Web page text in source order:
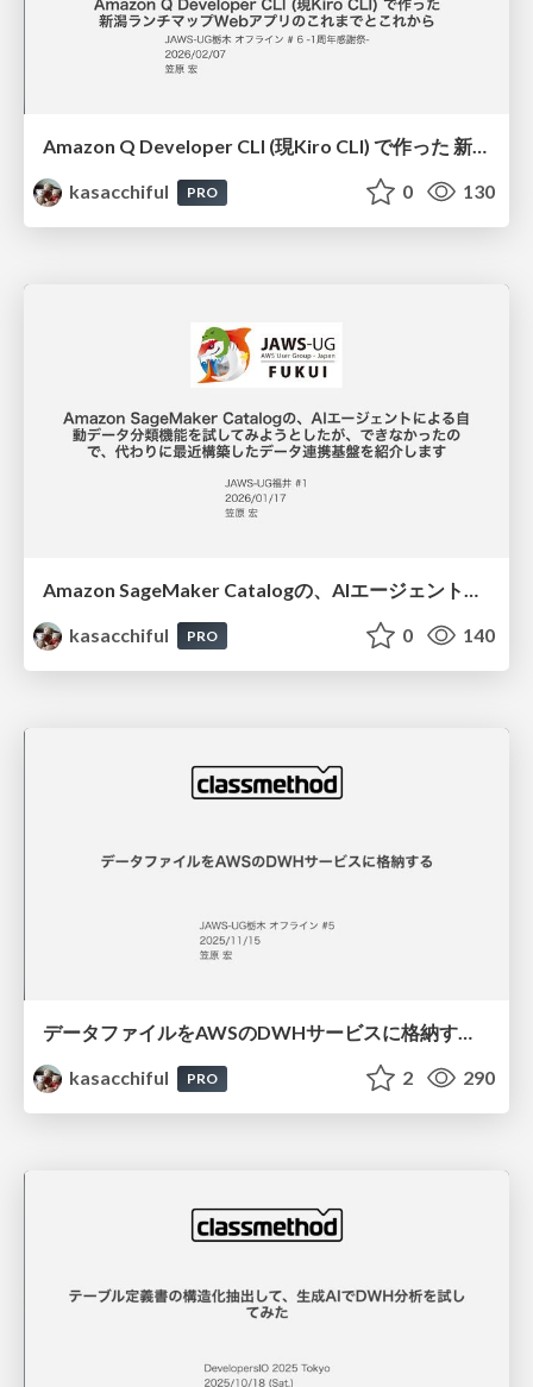
Amazon Q Developer CLI (現Kiro CLI) で作った 新潟ランチマップWebアプリのこれまでとこれから / 20260207jawsug-tochigi
kasacchiful
PRO 0 130
kasacchiful
PRO 0 140
データファイルをAWSのDWHサービスに格納する / 20251115jawsug-tochigi
kasacchiful
PRO 2 290